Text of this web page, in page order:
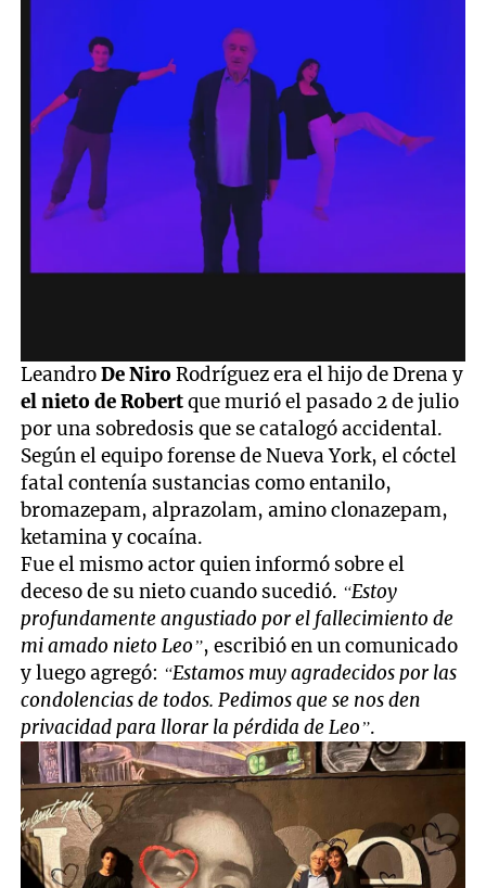
LeandroDe NiroRodríguez era el hijo de Drena y
el nieto de Robertque murió el pasado 2 de julio
por una sobredosis que se catalogó accidental.
Según el equipo forense de Nueva York, el cóctel
fatal contenía sustancias como entanilo,
bromazepam, alprazolam, amino clonazepam,
ketamina y cocaína.
Fue el mismo actor quien informó sobre el
deceso de su nieto cuando sucedió. “Estoy
profundamente angustiado por el fallecimiento de
mi amado nieto Leo”, escribió en un comunicado
y luego agregó: “Estamos muy agradecidos por las
condolencias de todos. Pedimos que se nos den
privacidad para llorar la pérdida de Leo”.